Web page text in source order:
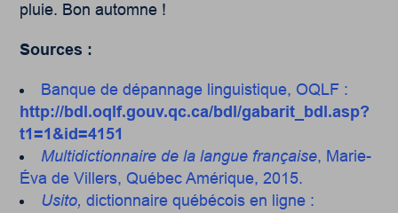
pluie. Bon automne !
Sources :
Banque de dépannage linguistique, OQLF :
http://bdl.oqlf.gouv.qc.ca/bdl/gabarit_bdl.asp?
t1=1&id=4151
Multidictionnaire de la langue française, Marie-
Éva de Villers, Québec Amérique, 2015.
Usito,dictionnaire québécois en ligne :